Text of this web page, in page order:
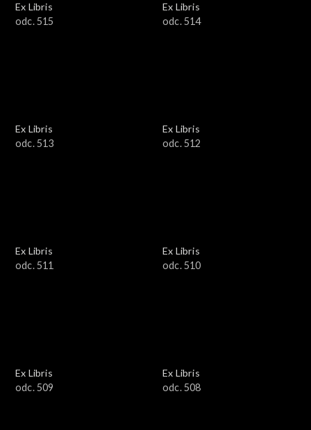
Ex Libris
odc. 515
Ex Libris
odc. 514
Ex Libris
odc. 513
Ex Libris
odc. 512
Ex Libris
odc. 511
Ex Libris
odc. 510
Ex Libris
odc. 509
Ex Libris
odc. 508